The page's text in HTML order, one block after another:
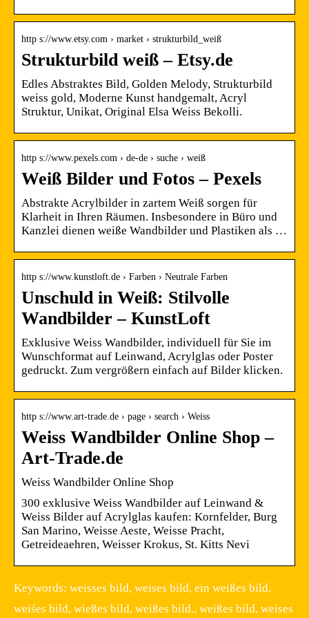
http s://www.etsy.com › market › strukturbild_weiß
Strukturbild weiß – Etsy.de
Edles Abstraktes Bild, Golden Melody, Strukturbild
weiss gold, Moderne Kunst handgemalt, Acryl
Struktur, Unikat, Original Elsa Weiss Bekolli.
http s://www.pexels.com › de-de › suche › weiß
Weiß Bilder und Fotos – Pexels
Abstrakte Acrylbilder in zartem Weiß sorgen für
Klarheit in Ihren Räumen. Insbesondere in Büro und
Kanzlei dienen weiße Wandbilder und Plastiken als …
http s://www.kunstloft.de › Farben › Neutrale Farben
Unschuld in Weiß: Stilvolle
Wandbilder – KunstLoft
Exklusive Weiss Wandbilder, individuell für Sie im
Wunschformat auf Leinwand, Acrylglas oder Poster
gedruckt. Zum vergrößern einfach auf Bilder klicken.
http s://www.art-trade.de › page › search › Weiss
Weiss Wandbilder Online Shop –
Art-Trade.de
Weiss Wandbilder Online Shop
300 exklusive Weiss Wandbilder auf Leinwand &
Weiss Bilder auf Acrylglas kaufen: Kornfelder, Burg
San Marino, Weisse Aeste, Weisse Pracht,
Getreideaehren, Weisser Krokus, St. Kitts Nevi
Keywords: weisses bild, weises bild, ein weißes bild,
weiśes bild, wießes bild, weißes bild., weißes bild, weises